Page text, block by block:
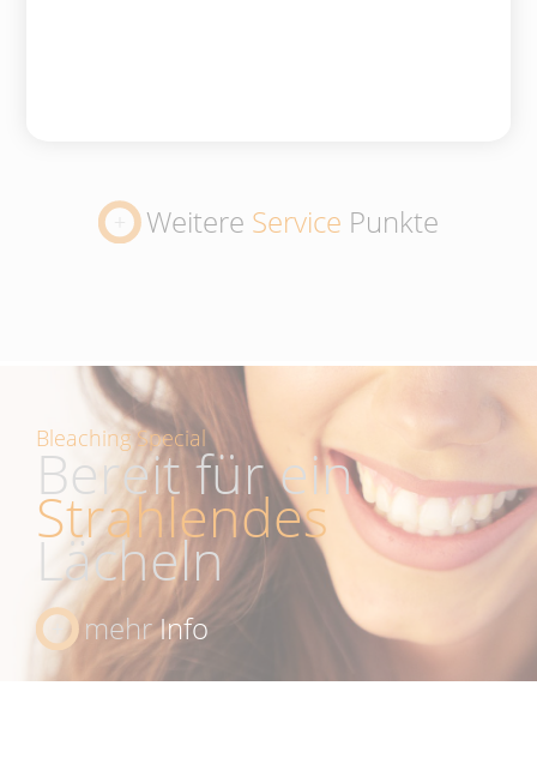
Weitere Service Punkte
Bleaching Special
Bereit für ein
Strahlendes
Lächeln
mehrInfo